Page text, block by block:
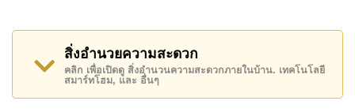
รักษาความปลอดภัย 24 ชั่วโมง, ทางเข้ามีไม้กั้น, กล้อง
วงจรปิด, ฟิตเนส
สถานที่สำคัญใกล้ Baan Pattaya 5 ได้แก่: ใกล้ทางด่วน
มอเตอร์เวย์หรือทางหลวง , Columbia Pictures
สิ่งอำนวยความสะดวก
คลิก เพื่อเปิดดู สิ่งอำนวนความสะดวกภายในบ้าน. เทคโนโลยี
สมาร์ทโฮม, และ อื่นๆ